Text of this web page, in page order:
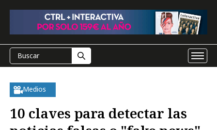
Medios
10 claves para detectar las